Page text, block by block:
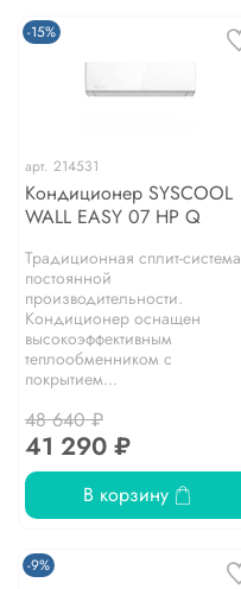
-15%
арт. 214531
Кондиционер SYSCOOL
WALL EASY 07 HP Q
Традиционная сплит-система
постоянной
производительности.
Кондиционер оснащен
высокоэффективным
теплообменником с
покрытием...
48 640 ₽
41 290 ₽
В корзину
-9%